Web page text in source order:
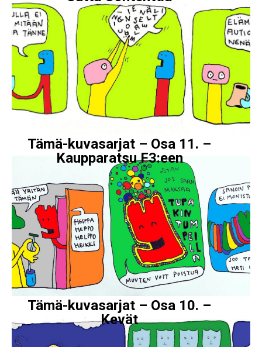
Tämä-kuvasarjat – Osa 11. –
Kaupparatsu F3:een
Tämä-kuvasarjat – Osa 10. –
Kevät